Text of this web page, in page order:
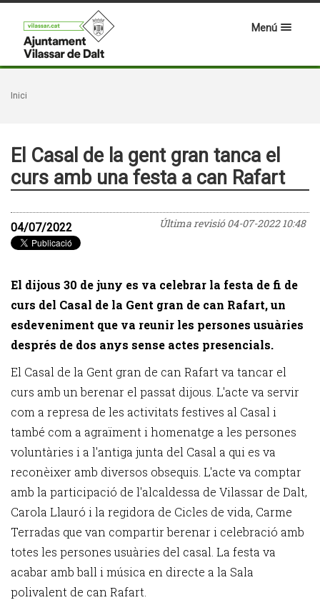
Menú
Inici
El Casal de la gent gran tanca el
curs amb una festa a can Rafart
Última revisió04-07-2022 10:48
04/07/2022
El dijous 30 de juny es va celebrar la festa de fi de
curs del Casal de la Gent gran de can Rafart, un
esdeveniment que va reunir les persones usuàries
després de dos anys sense actes presencials.
El Casal de la Gent gran de can Rafart va tancar el
curs amb un berenar el passat dijous. L'acte va servir
com a represa de les activitats festives al Casal i
també com a agraïment i homenatge a les persones
voluntàries i a l'antiga junta del Casal a qui es va
reconèixer amb diversos obsequis. L'acte va comptar
amb la participació de l'alcaldessa de Vilassar de Dalt,
Carola Llauró i la regidora de Cicles de vida, Carme
Terradas que van compartir berenar i celebració amb
totes les persones usuàries del casal. La festa va
acabar amb ball i música en directe a la Sala
polivalent de can Rafart.